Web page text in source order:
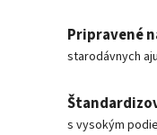
Pripravené
starodávnych
s vysokým